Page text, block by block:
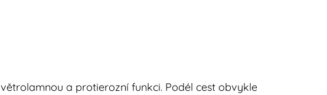
a protierozní funkci. Podél cest obvykle